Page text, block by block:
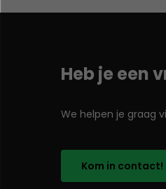
Heb je een
We helpen je graag
Kom in contact!